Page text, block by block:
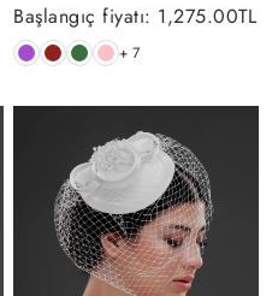
Normal
fiyat
Başlangıç fiyatı: 1,275.00TL
+ 7